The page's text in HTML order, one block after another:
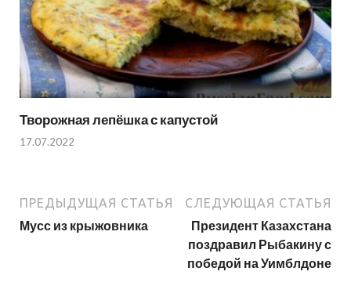
Творожная лепёшка с капустой
17.07.2022
ПРЕДЫДУЩАЯ СТАТЬЯ
Мусс из крыжовника
СЛЕДУЮЩАЯ СТАТЬЯ
Президент Казахстана
поздравил Рыбакину с
победой на Уимблдоне